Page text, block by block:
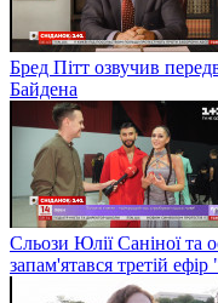
Бред Пітт озвучив
Байдена
Сльози Юлії Саніної та
запам'ятався третій